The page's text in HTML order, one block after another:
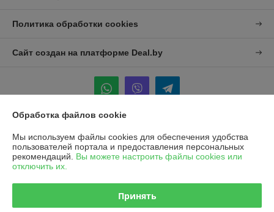
Политика обработки cookies
Сайт создан на платформе Deal.by
Информация для покупателя
Юридическое лицо:УП "Агро-Дон-Снаб"
220086 г. Минск, ул. Славинского 8А, к.5
Регистрационный номер ЕГР: 190437992
Обработка файлов cookie
Мы используем файлы cookies для обеспечения удобства
пользователей портала и предоставления персональных
рекомендаций. Вы можете настроить файлы cookies или
отключить их.
Принять